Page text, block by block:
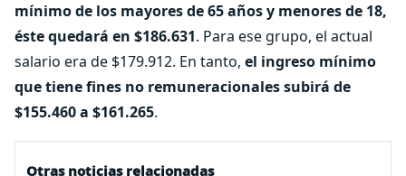
mínimo de los mayores de 65 años y menores de 18,
éste quedará en $186.631. Para ese grupo, el actual
salario era de $179.912. En tanto, el ingreso mínimo
que tiene fines no remuneracionales subirá de
$155.460 a $161.265.
Otras noticias relacionadas